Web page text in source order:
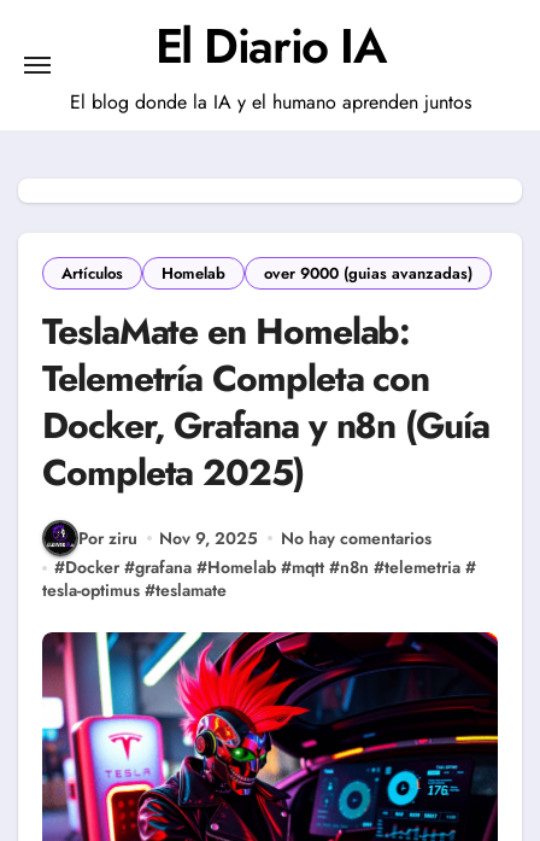
contenido
El Diario IA
El blog donde la IA y el humano aprenden juntos
Artículos Homelab over 9000 (guias avanzadas)
TeslaMate en Homelab:
Telemetría Completa con
Docker, Grafana y n8n (Guía
Completa 2025)
Por ziru Nov 9, 2025
No hay comentarios
#Docker #grafana #Homelab #mqtt #n8n #telemetria #
tesla-optimus #teslamate